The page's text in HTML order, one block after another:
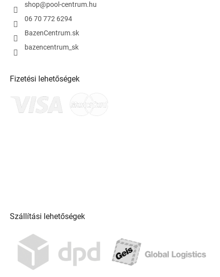
shop@pool-centrum.hu
06 70 772 6294
BazenCentrum.sk
bazencentrum_sk
Fizetési lehetőségek
Szállítási lehetőségek